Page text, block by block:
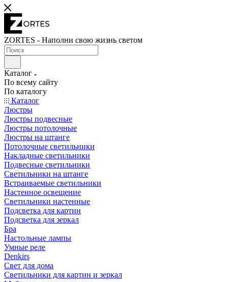
ZORTES - Наполни свою жизнь светом
Каталог
По всему сайту
По каталогу
Каталог
Люстры
Люстры подвесные
Люстры потолочные
Люстры на штанге
Потолочные светильники
Накладные светильники
Подвесные светильники
Светильники на штанге
Встраиваемые светильники
Настенное освещение
Светильники настенные
Подсветка для картин
Подсветка для зеркал
Бра
Настольные лампы
Умные реле
Denkirs
Свет для дома
Светильники для картин и зеркал